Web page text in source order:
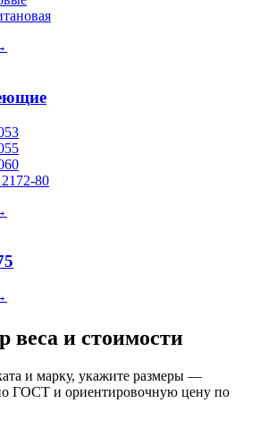
80
веса и стоимости
и марку, укажите размеры —
ГОСТ и ориентировочную цену по